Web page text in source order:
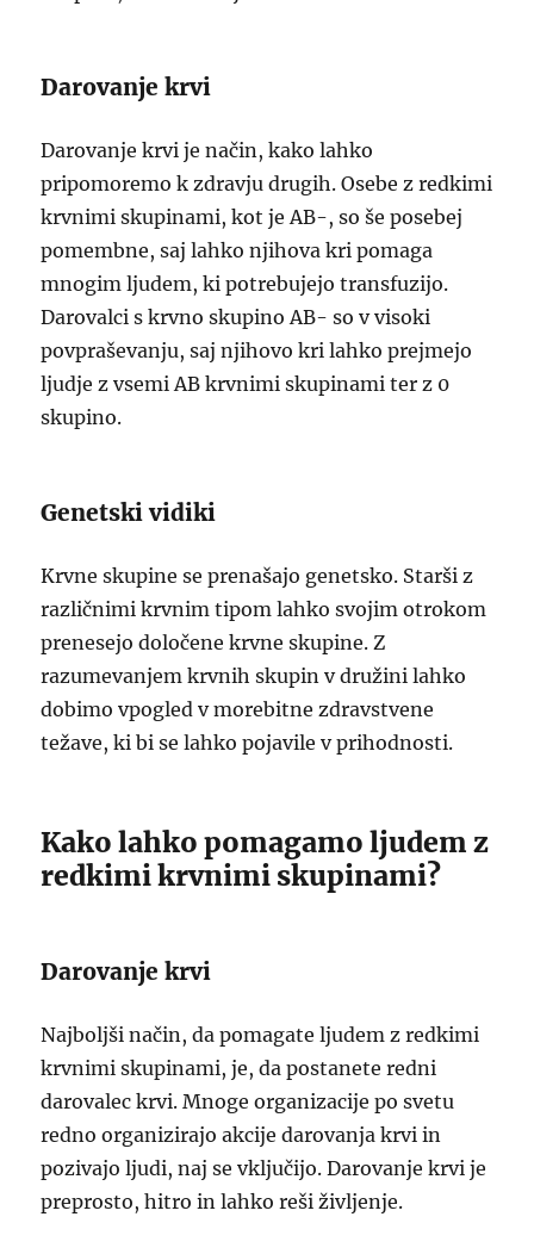
Darovanje krvi
Darovanje krvi je način, kako lahko
pripomoremo k zdravju drugih. Osebe z redkimi
krvnimi skupinami, kot je AB-, so še posebej
pomembne, saj lahko njihova kri pomaga
mnogim ljudem, ki potrebujejo transfuzijo.
Darovalci s krvno skupino AB- so v visoki
povpraševanju, saj njihovo kri lahko prejmejo
ljudje z vsemi AB krvnimi skupinami ter z 0
skupino.
Genetski vidiki
Krvne skupine se prenašajo genetsko. Starši z
različnimi krvnim tipom lahko svojim otrokom
prenesejo določene krvne skupine. Z
razumevanjem krvnih skupin v družini lahko
dobimo vpogled v morebitne zdravstvene
težave, ki bi se lahko pojavile v prihodnosti.
Kako lahko pomagamo ljudem z
redkimi krvnimi skupinami?
Darovanje krvi
Najboljši način, da pomagate ljudem z redkimi
krvnimi skupinami, je, da postanete redni
darovalec krvi. Mnoge organizacije po svetu
redno organizirajo akcije darovanja krvi in
pozivajo ljudi, naj se vključijo. Darovanje krvi je
preprosto, hitro in lahko reši življenje.